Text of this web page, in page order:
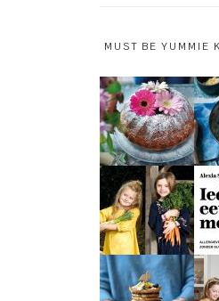
MUST BE YUMMIE